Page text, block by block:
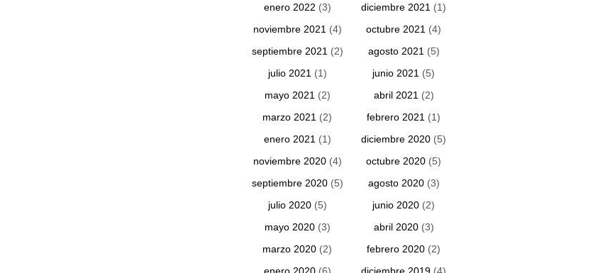
enero 2022 (3) diciembre 2021 (1)
noviembre 2021 (4) octubre 2021 (4)
septiembre 2021 (2) agosto 2021 (5)
julio 2021 (1) junio 2021 (5)
mayo 2021 (2) abril 2021 (2)
marzo 2021 (2) febrero 2021 (1)
enero 2021 (1) diciembre 2020 (5)
noviembre 2020(4) octubre 2020 (5)
septiembre 2020(5) agosto 2020(3)
julio 2020(5) junio 2020 (2)
mayo 2020(3) abril 2020(3)
marzo 2020 (2) febrero 2020 (2)